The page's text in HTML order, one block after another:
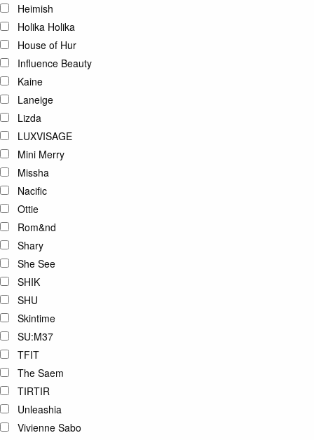
Heimish
Holika Holika
House of Hur
Influence Beauty
Kaine
Laneige
Lizda
LUXVISAGE
Mini Merry
Missha
Nacific
Ottie
Rom&nd
Shary
She See
SHIK
SHU
Skintime
SU:M37
TFIT
The Saem
TIRTIR
Unleashia
Vivienne Sabo